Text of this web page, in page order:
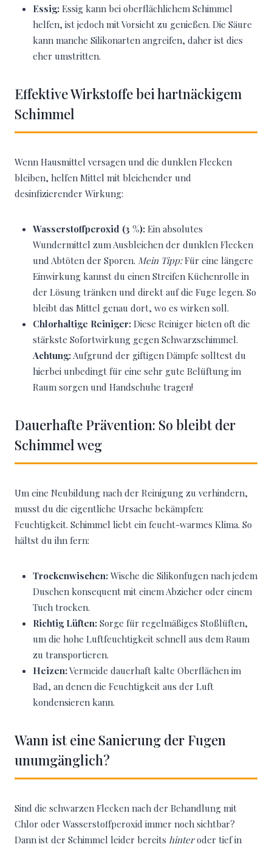
Essig: Essig kann bei oberflächlichem Schimmel
helfen, ist jedoch mit Vorsicht zu genießen. Die Säure
kann manche Silikonarten angreifen, daher ist dies
eher umstritten.
Effektive Wirkstoffe bei hartnäckigem
Schimmel
Wenn Hausmittel versagen und die dunklen Flecken
bleiben, helfen Mittel mit bleichender und
desinfizierender Wirkung:
Wasserstoffperoxid (3 %): Ein absolutes
Wundermittel zum Ausbleichen der dunklen Flecken
und Abtöten der Sporen. Mein Tipp:Für eine längere
Einwirkung kannst du einen Streifen Küchenrolle in
der Lösung tränken und direkt auf die Fuge legen. So
bleibt das Mittel genau dort, wo es wirken soll.
Chlorhaltige Reiniger: Diese Reiniger bieten oft die
stärkste Sofortwirkung gegen Schwarzschimmel.
Achtung:Aufgrund der giftigen Dämpfe solltest du
hierbei unbedingt für eine sehr gute Belüftung im
Raum sorgen und Handschuhe tragen!
Dauerhafte Prävention: So bleibt der
Schimmel weg
Um eine Neubildung nach der Reinigung zu verhindern,
musst du die eigentliche Ursache bekämpfen:
Feuchtigkeit. Schimmel liebt ein feucht-warmes Klima. So
hältst du ihn fern:
Trockenwischen: Wische die Silikonfugen nach jedem
Duschen konsequent mit einem Abzieher oder einem
Tuch trocken.
Richtig Lüften: Sorge für regelmäßiges Stoßlüften,
um die hohe Luftfeuchtigkeit schnell aus dem Raum
zu transportieren.
Heizen:Vermeide dauerhaft kalte Oberflächen im
Bad, an denen die Feuchtigkeit aus der Luft
kondensieren kann.
Wann ist eine Sanierung der Fugen
unumgänglich?
Sind die schwarzen Flecken nach der Behandlung mit
Chlor oder Wasserstoffperoxid immer noch sichtbar?
Dann ist der Schimmel leider bereits hinteroder tief in